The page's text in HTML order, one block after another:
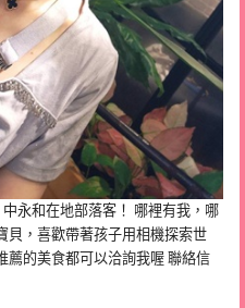
永和在地部落客！ 哪裡有我，哪
貝，喜歡帶著孩子用相機探索世
薦的美食都可以洽詢我喔 聯絡信